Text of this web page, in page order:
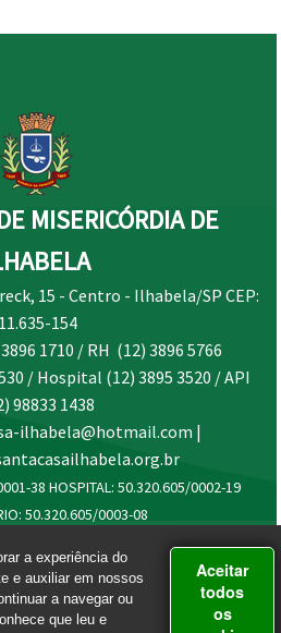
MISERICÓRDIA DE
15 - Centro - Ilhabela/SP CEP:
11.635-154
1710 / RH (12) 3896 5766
/ Hospital (12) 3895 3520 / API
98833 1438
ilhabela@hotmail.com |
38 HOSPITAL: 50.320.605/0002-19
50.320.605/0003-08
a experiência do
e auxiliar em nossos
a navegar ou
que leu e
Aceitar
todos
os